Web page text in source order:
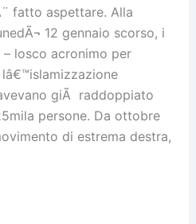
fatto aspettare. Alla
12 gennaio scorso, i
losco acronimo per
giÃ raddoppiato
persone. Da ottobre
di estrema destra,